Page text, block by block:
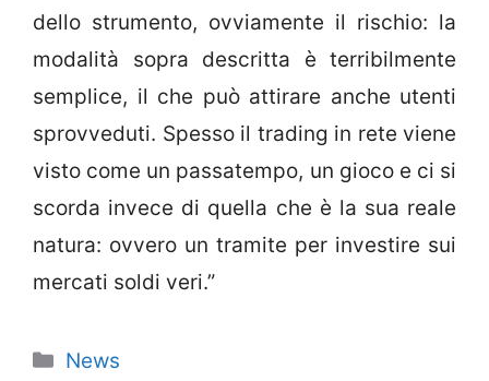
dello strumento, ovviamente il rischio: la
modalità sopra descritta è terribilmente
semplice, il che può attirare anche utenti
sprovveduti. Spesso il trading in rete viene
visto come un passatempo, un gioco e ci si
scorda invece di quella che è la sua reale
natura: ovvero un tramite per investire sui
mercati soldi veri.”
Categorie
News